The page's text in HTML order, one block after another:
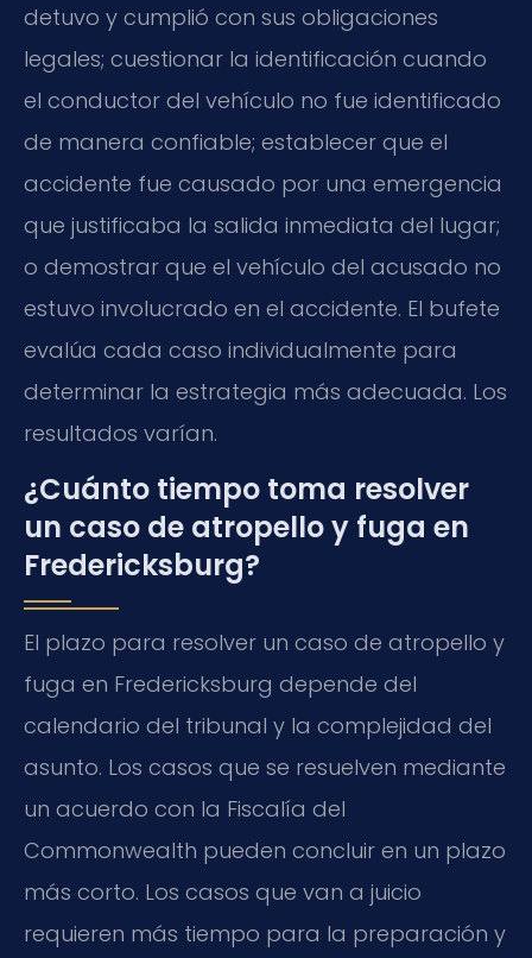
detuvo y cumplió con sus obligaciones
legales; cuestionar la identificación cuando
el conductor del vehículo no fue identificado
de manera confiable; establecer que el
accidente fue causado por una emergencia
que justificaba la salida inmediata del lugar;
o demostrar que el vehículo del acusado no
estuvo involucrado en el accidente. El bufete
evalúa cada caso individualmente para
determinar la estrategia más adecuada. Los
resultados varían.
¿Cuánto tiempo toma resolver
un caso de atropello y fuga en
Fredericksburg?
El plazo para resolver un caso de atropello y
fuga en Fredericksburg depende del
calendario del tribunal y la complejidad del
asunto. Los casos que se resuelven mediante
un acuerdo con la Fiscalía del
Commonwealth pueden concluir en un plazo
más corto. Los casos que van a juicio
requieren más tiempo para la preparación y